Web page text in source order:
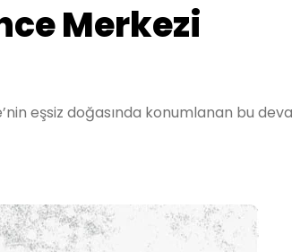
Merkezi
eşsiz doğasında konumlanan bu